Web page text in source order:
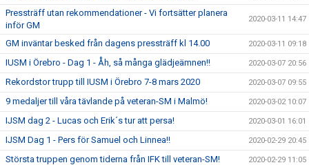
Pressträff utan rekommendationer - Vi fortsätter planera
inför GM
2020-03-11 14:47
GM inväntar besked från dagens pressträff kl 14.00 2020-03-11 09:18
IUSM i Örebro - Dag 1 - Åh, så många glädjeämnen!! 2020-03-07 20:56
Rekordstor trupp till IUSM i Örebro 7-8 mars 2020 2020-03-07 09:55
9 medaljer till våra tävlande på veteran-SM i Malmö! 2020-03-02 10:07
IJSM dag 2 - Lucas och Erik´s tur att persa! 2020-03-01 16:01
IJSM Dag 1 - Pers för Samuel och Linnea!! 2020-02-29 20:45
Största truppen genom tiderna från IFK till veteran-SM! 2020-02-29 11:05